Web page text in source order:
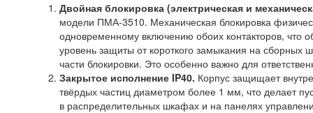
Двойная блокировка (электрическая и
модели ПМА-3510. Механическая блокировка
одновременному включению обоих контакторов, что
уровень защиты от короткого замыкания на сборных
части блокировки. Это особенно важно для
Закрытое исполнение IP40. Корпус защищает
твёрдых частиц диаметром более 1 мм, что делает
в распределительных шкафах и на панелях